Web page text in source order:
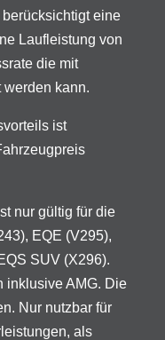
eine
Laufleistung von
die mit
kann.
ist
nur gültig für die
EQE (V295),
SUV (X296).
inklusive AMG. Die
Nur nutzbar für
als